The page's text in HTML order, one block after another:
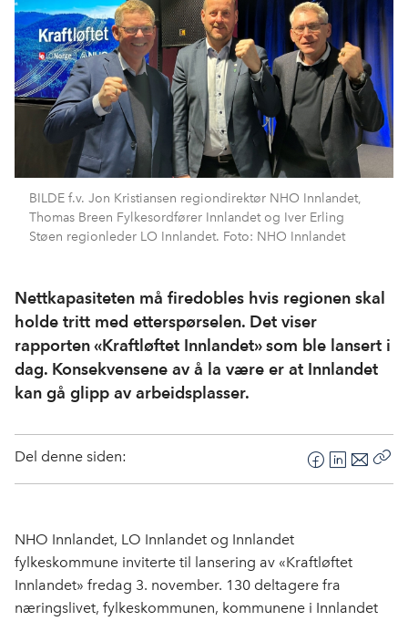
BILDE f.v. Jon Kristiansen regiondirektør NHO Innlandet,
Thomas Breen Fylkesordfører Innlandet og Iver Erling
Støen regionleder LO Innlandet. Foto: NHO Innlandet
Nettkapasiteten må firedobles hvis regionen skal
holde tritt med etterspørselen. Det viser
rapporten «Kraftløftet Innlandet» som ble lansert i
dag. Konsekvensene av å la være er at Innlandet
kan gå glipp av arbeidsplasser.
Del denne siden:
F
b
o
L
e
d
E
s
NHO Innlandet, LO Innlandet og Innlandet
fylkeskommune inviterte til lansering av «Kraftløftet
Innlandet» fredag 3. november. 130 deltagere fra
næringslivet, fylkeskommunen, kommunene i Innlandet